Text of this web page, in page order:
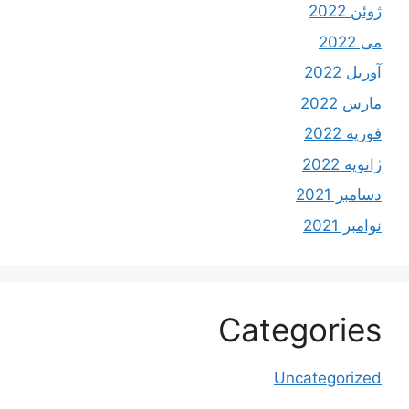
ژوئن 2022
می 2022
آوریل 2022
مارس 2022
فوریه 2022
ژانویه 2022
دسامبر 2021
نوامبر 2021
Categories
Uncategorized